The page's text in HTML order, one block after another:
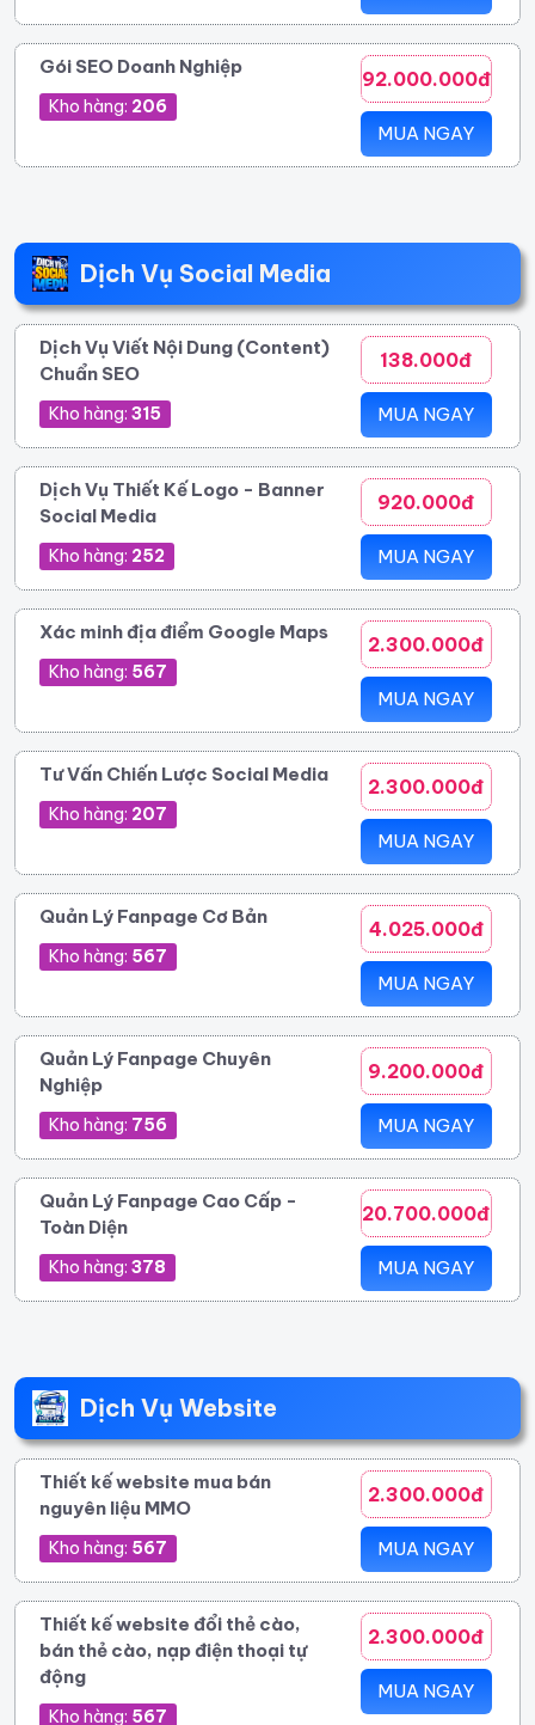
Gói SEO Doanh Nghiệp
Kho hàng: 206
92.000.000đ
MUA NGAY
Dịch Vụ Social Media
Dịch Vụ Viết Nội Dung (Content)
Chuẩn SEO
Kho hàng: 315
138.000đ
MUA NGAY
Dịch Vụ Thiết Kế Logo - Banner
Social Media
Kho hàng: 252
920.000đ
MUA NGAY
Xác minh địa điểm Google Maps
Kho hàng: 567
2.300.000đ
MUA NGAY
Tư Vấn Chiến Lược Social Media
Kho hàng: 207
2.300.000đ
MUA NGAY
Quản Lý Fanpage Cơ Bản
Kho hàng: 567
4.025.000đ
MUA NGAY
Quản Lý Fanpage Chuyên
Nghiệp
Kho hàng: 756
9.200.000đ
MUA NGAY
Quản Lý Fanpage Cao Cấp -
Toàn Diện
Kho hàng: 378
20.700.000đ
MUA NGAY
Dịch Vụ Website
Thiết kế website mua bán
nguyên liệu MMO
Kho hàng: 567
2.300.000đ
MUA NGAY
Thiết kế website đổi thẻ cào,
bán thẻ cào, nạp điện thoại tự
động
Kho hàng: 567
2.300.000đ
MUA NGAY